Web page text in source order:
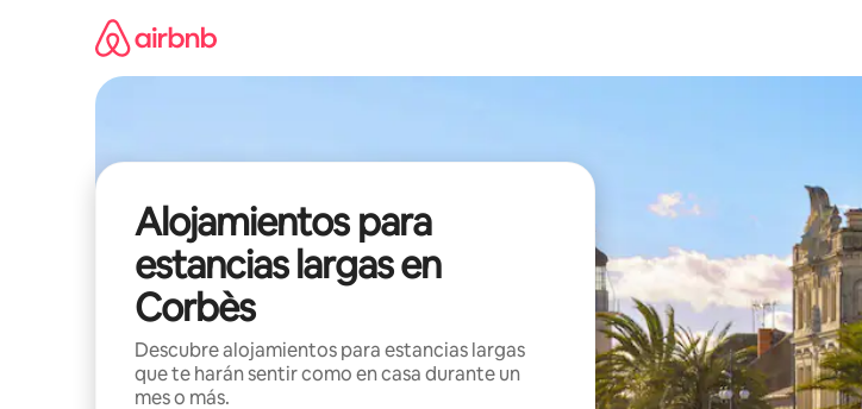
Alojamientos para
estancias largas en
Corbès
Descubre alojamientos para estancias largas
que te harán sentir como en casa durante un
mes o más.